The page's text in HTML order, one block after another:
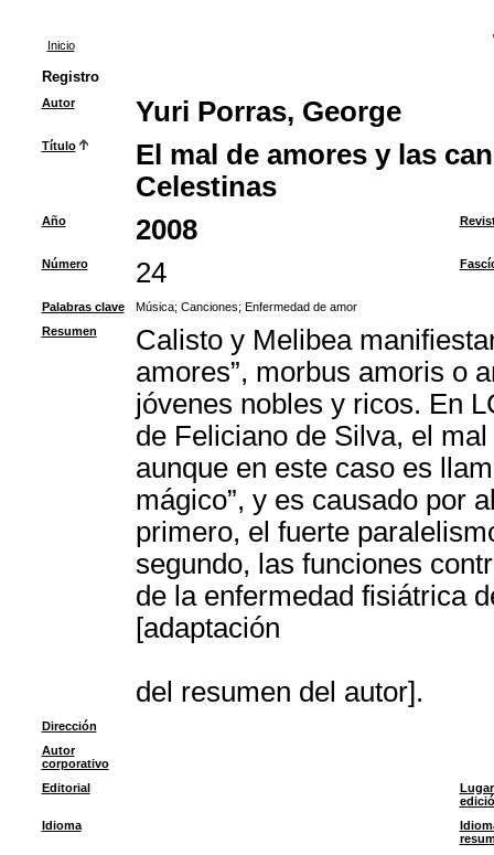
Inicio
Registro
Autor Yuri Porras, George
Título
El mal de amores y las
Celestinas
Año 2008
Número 24
Palabras clave Música; Canciones; Enfermedad de amor
Resumen
Calisto y Melibea
amores”, morbus amoris o
jóvenes nobles y ricos. En
de Feliciano de Silva, el
aunque en este caso es
mágico”, y es causado por
primero, el fuerte
segundo, las funciones
de la enfermedad fisiátrica
[adaptación
del resumen del autor].
Dirección
Autor
corporativo
Editorial
Idioma